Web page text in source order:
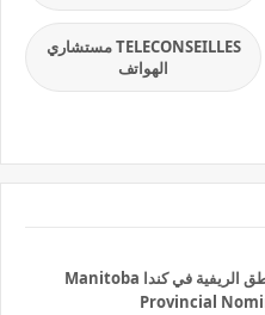
TELECONSEILLES مستشاري
الهواتف
التسجيل للهجرة للمناطق الريفية في كندا Manitoba
Provincial